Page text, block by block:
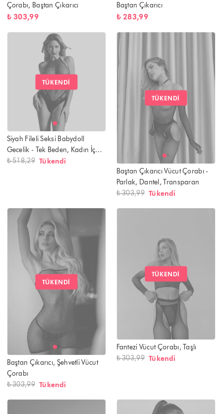
Çorabı, Baştan Çıkarıcı
₺ 303,99
Baştan Çıkarıcı
₺ 283,99
TÜKENDI
Siyah Fileli Seksi Babydoll
Gecelik - Tek Beden, Kadın İç
Giyim
₺ 518,29 Tükendi
TÜKENDI
Baştan Çıkarıcı Vücut Çorabı -
Parlak, Dantel, Transparan
₺ 303,99 Tükendi
TÜKENDI
Baştan Çıkarıcı, Şehvetli Vücut
Çorabı
₺ 303,99 Tükendi
TÜKENDI
Fantezi Vücut Çorabı, Taşlı
₺ 303,99 Tükendi